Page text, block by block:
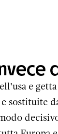
e
sostituite